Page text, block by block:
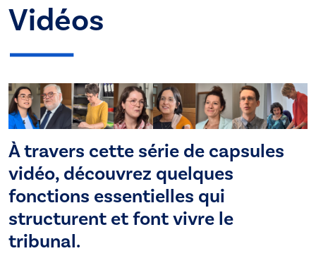
Vidéos
À travers cette série de capsules
vidéo, découvrez quelques
fonctions essentielles qui
structurent et font vivre le
tribunal.